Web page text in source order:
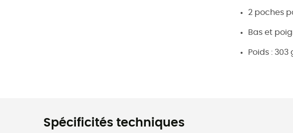
2 poches
Bas et
Poids : 303
Spécificités techniques